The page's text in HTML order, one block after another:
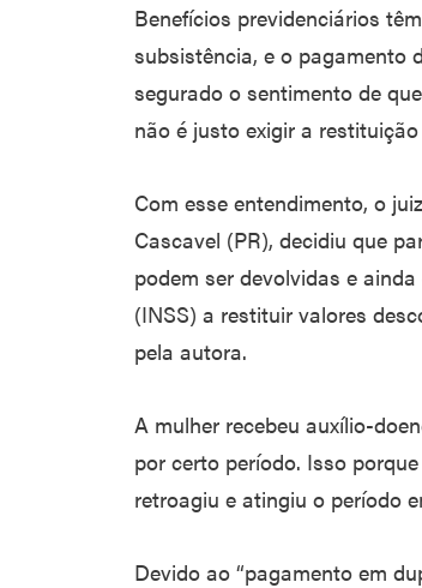
Benefícios previdenciários
subsistência, e o pagamento
segurado o sentimento de
não é justo exigir a
Com esse entendimento, o
Cascavel (PR), decidiu que
podem ser devolvidas e
(INSS) a restituir valores
pela autora.
A mulher recebeu auxílio-
por certo período. Isso
retroagiu e atingiu o período
Devido ao “pagamento em